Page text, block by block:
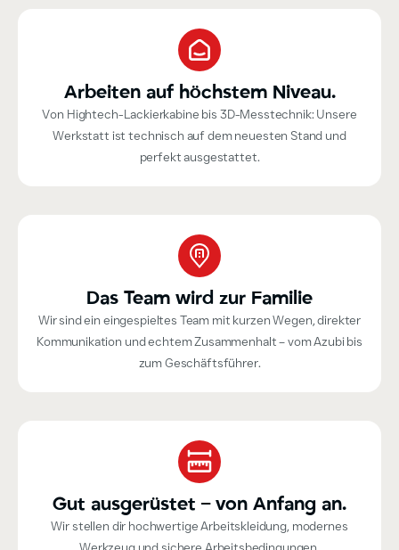
Arbeiten auf höchstem Niveau.
Von Hightech-Lackierkabine bis 3D-Messtechnik: Unsere
Werkstatt ist technisch auf dem neuesten Stand und
perfekt ausgestattet.
Das Team wird zur Familie
Wir sind ein eingespieltes Team mit kurzen Wegen, direkter
Kommunikation und echtem Zusammenhalt – vom Azubi bis
zum Geschäftsführer.
Gut ausgerüstet – von Anfang an.
Wir stellen dir hochwertige Arbeitskleidung, modernes